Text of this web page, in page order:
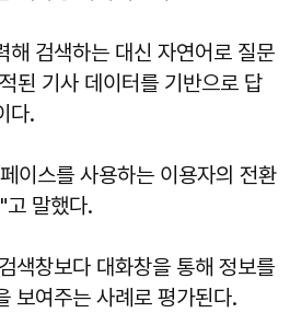
해 검색하는 대신 자연어로 질문
된 기사 데이터를 기반으로 답
다.
이스를 사용하는 이용자의 전환
말했다.
색창보다 대화창을 통해 정보를
보여주는 사례로 평가된다.